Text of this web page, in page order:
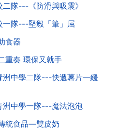
隊---《防滑與吸震》
一隊---堅毅「筆」屈
食器
重奏 環保又就手
洲中學二隊---快遞薯片—緩
洲中學一隊---魔法泡泡
統食品—雙皮奶